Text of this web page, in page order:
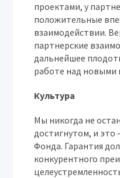
проектами, у
положительные
взаимодействии.
партнерские
дальнейшее
работе над новыми
Культура
Мы никогда не
достигнутом, и
Фонда. Гарантия
конкурентного